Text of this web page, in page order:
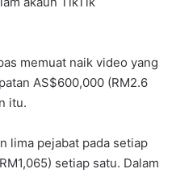
memuat naik video yang
AS$600,000 (RM2.6
itu.
lima pejabat pada setiap
setiap satu. Dalam